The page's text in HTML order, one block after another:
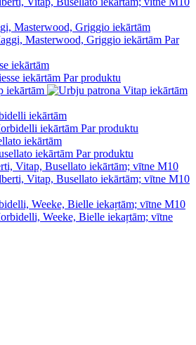
Masterwood, Griggio iekārtām
Par
iekārtām
Par produktu
iekārtām
iekārtām
Par produktu
iekārtām
Par produktu
Vitap, Busellato iekārtām; vītne M10
Weeke, Bielle iekaŗtām; vītne M10